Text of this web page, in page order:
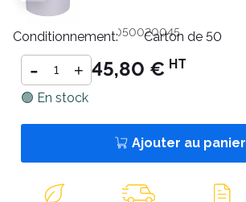
Référence :BT057C050020045
Conditionnement: Carton de 50
- + 45,80 € HT
🟢 En stock
Ajouter au panier